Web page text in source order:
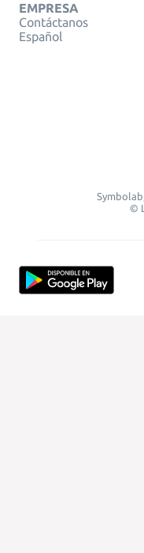
EMPRESA
Contáctanos
Español
©